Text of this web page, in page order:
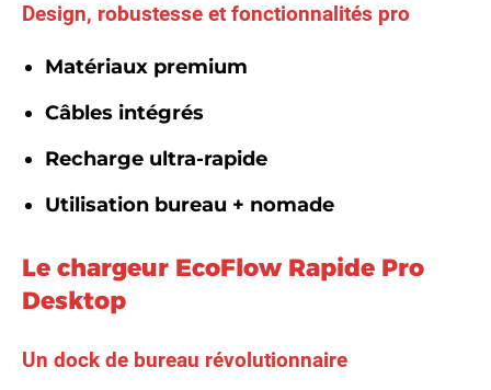
Design, robustesse et fonctionnalités pro
Matériaux premium
Câbles intégrés
Recharge ultra-rapide
Utilisation bureau + nomade
Le chargeur EcoFlow Rapide Pro
Desktop
Un dock de bureau révolutionnaire